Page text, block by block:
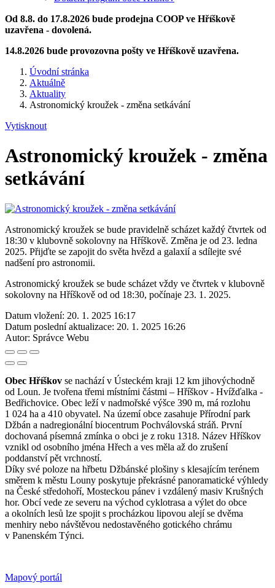
Od 8.8. do 17.8.2026 bude prodejna COOP ve Hříškově
uzavřena - dovolená.
14.8.2026 bude provozovna pošty ve Hříškově uzavřena.
Úvodní stránka
Aktuálně
Aktuality
Astronomický kroužek - změna setkávání
Vytisknout
Astronomický kroužek - změna
setkávání
Astronomický kroužek se bude pravidelně scházet každý čtvrtek od
18:30 v klubovně sokolovny na Hříškově. Změna je od 23. ledna
2025. Přijďte se zapojit do světa hvězd a galaxií a sdílejte své
nadšení pro astronomii.
Astronomický kroužek se bude scházet vždy ve čtvrtek v klubovně
sokolovny na Hříškově od od 18:30, počínaje 23. 1. 2025.
Datum vložení: 20. 1. 2025 16:17
Datum poslední aktualizace: 20. 1. 2025 16:26
Autor: Správce Webu
Obec Hříškov se nachází v Ústeckém kraji 12 km jihovýchodně
od Loun. Je tvořena třemi místními částmi – Hříškov - Hvížďalka -
Bedřichovice. Obec leží v nadmořské výšce 390 m, má rozlohu
1 024 ha a 410 obyvatel. Na území obce zasahuje Přírodní park
Džbán a nadregionální biocentrum Pochválovská stráň. První
dochovaná písemná zmínka o obci je z roku 1318. Název Hříškov
vznikl od osobního jména Hřech a ves měla až do zrušení
poddanství pět vrchností.
Díky své poloze na hřbetu Džbánské plošiny s klesajícím terénem
směrem k městu Louny poskytuje překrásné panoramatické výhledy
na České středohoří, Mosteckou pánev i vzdálený masiv Krušných
hor. Obcí vede ze severu na východ cyklotrasa a výlet do obce
a okolních lesů lze spojit s procházkou lipovou alejí se dvěma
menhiry nebo návštěvou nedostavěného gotického chrámu
v Panenském Týnci.
Mapový portál